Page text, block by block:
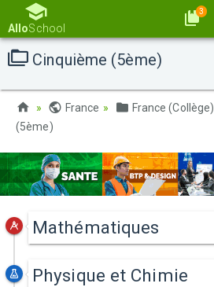
AlloSchool
3
Cinquième (5ème)
France France (Collège)
(5ème)
Mathématiques
Physique et Chimie